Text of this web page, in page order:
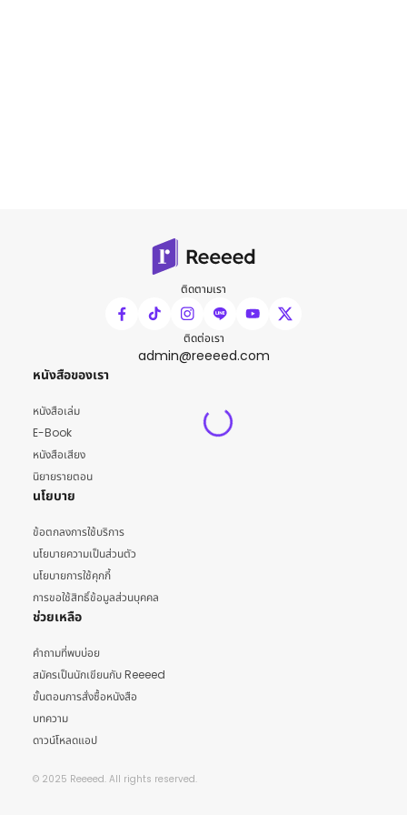
ติดตามเรา
ติดต่อเรา
admin@reeeed.com
หนังสือของเรา
หนังสือเล่ม
E-Book
หนังสือเสียง
นิยายรายตอน
นโยบาย
ข้อตกลงการใช้บริการ
นโยบายความเป็นส่วนตัว
นโยบายการใช้คุกกี้
การขอใช้สิทธิ์ข้อมูลส่วนบุคคล
ช่วยเหลือ
คำถามที่พบบ่อย
สมัครเป็นนักเขียนกับ Reeeed
ขั้นตอนการสั่งซื้อหนังสือ
บทความ
ดาวน์โหลดแอป
© 2025 Reeeed. All rights reserved.